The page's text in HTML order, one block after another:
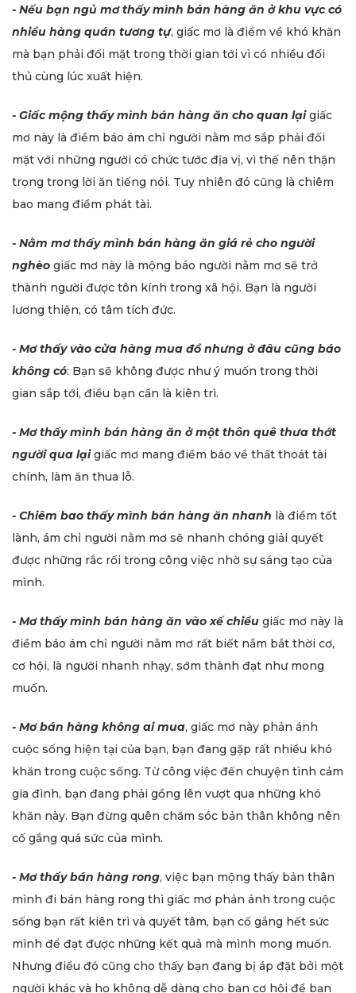
- Nếu bạn ngủ mơ thấy mình bán hàng ăn ở khu vực có
nhiều hàng quán tương tự, giấc mơ là điềm về khó khăn
mà bạn phải đối mặt trong thời gian tới vì có nhiều đối
thủ cùng lúc xuất hiện.
- Giấc mộng thấy mình bán hàng ăn cho quan lạigiấc
mơ này là điềm báo ám chỉ người nằm mơ sắp phải đối
mặt với những người có chức tước địa vị, vì thế nên thận
trọng trong lời ăn tiếng nói. Tuy nhiên đó cũng là chiêm
bao mang điềm phát tài.
- Nằm mơ thấy mình bán hàng ăn giá rẻ cho người
nghèo giấc mơ này là mộng báo người nằm mơ sẽ trở
thành người được tôn kính trong xã hội. Bạn là người
lương thiện, có tâm tích đức.
- Mơ thấy vào cửa hàng mua đồ nhưng ở đâu cũng báo
không có: Bạn sẽ không được như ý muốn trong thời
gian sắp tới, điều bạn cần là kiên trì.
- Mơ thấy mình bán hàng ăn ở một thôn quê thưa thớt
người qua lạigiấc mơ mang điềm báo về thất thoát tài
chính, làm ăn thua lỗ.
- Chiêm bao thấy mình bán hàng ăn nhanh là điềm tốt
lành, ám chỉ người nằm mơ sẽ nhanh chóng giải quyết
được những rắc rối trong công việc nhờ sự sáng tạo của
mình.
- Mơ thấy mình bán hàng ăn vào xế chiều giấc mơ này là
điềm báo ám chỉ người nằm mơ rất biết nắm bắt thời cơ,
cơ hội, là người nhanh nhạy, sớm thành đạt như mong
muốn.
- Mơ bán hàng không ai mua, giấc mơ này phản ánh
cuộc sống hiện tại của bạn, bạn đang gặp rất nhiều khó
khăn trong cuộc sống. Từ công việc đến chuyện tình cảm
gia đình, bạn đang phải gồng lên vượt qua những khó
khăn này. Bạn đừng quên chăm sóc bản thân không nên
cố gắng quá sức của mình.
- Mơ thấy bán hàng rong, việc bạn mộng thấy bản thân
mình đi bán hàng rong thì giấc mơ phản ánh trong cuộc
sống bạn rất kiên trì và quyết tâm, bạn cố gắng hết sức
mình để đạt được những kết quả mà mình mong muốn.
Nhưng điều đó cũng cho thấy bạn đang bị áp đặt bởi một
người khác và họ không dễ dàng cho bạn cơ hội để bạn